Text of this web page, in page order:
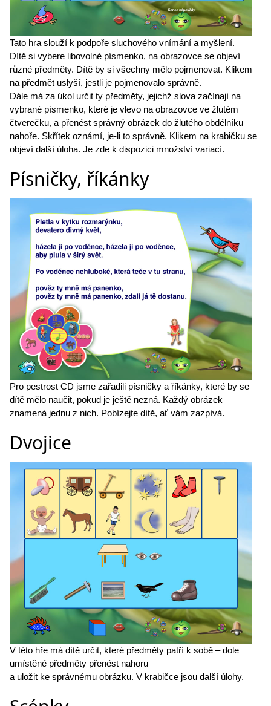
Tato hra slouží k podpoře sluchového vnímání a myšlení.
Dítě si vybere libovolné písmenko, na obrazovce se objeví
různé předměty. Dítě by si všechny mělo pojmenovat. Klikem
na předmět uslyší, jestli je pojmenovalo správně.
Dále má za úkol určit ty předměty, jejichž slova začínají na
vybrané písmenko, které je vlevo na obrazovce ve žlutém
čtverečku, a přenést správný obrázek do žlutého obdélníku
nahoře. Skřítek oznámí, je-li to správně. Klikem na krabičku se
objeví další úloha. Je zde k dispozici množství variací.
Písničky, říkánky
Pro pestrost CD jsme zařadili písničky a říkánky, které by se
dítě mělo naučit, pokud je ještě nezná. Každý obrázek
znamená jednu z nich. Pobízejte dítě, ať vám zazpívá.
Dvojice
V této hře má dítě určit, které předměty patří k sobě – dole
umístěné předměty přenést nahoru
a uložit ke správnému obrázku. V krabičce jsou další úlohy.